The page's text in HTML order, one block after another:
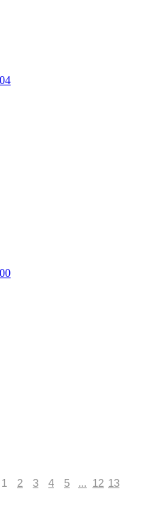
1 2 3 4 5 ... 12 13